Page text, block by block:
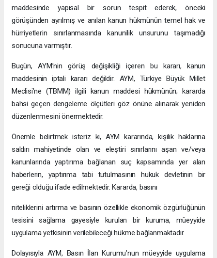
maddesinde yapısal bir sorun tespit ederek, önceki
görüşünden ayrılmış ve anılan kanun hükmünün temel hak ve
hürriyetlerin sınırlanmasında kanunilik unsurunu taşımadığı
sonucuna varmıştır.
Bugün, AYM’nin görüş değişikliği içeren bu kararı, kanun
maddesinin iptali kararı değildir. AYM, Türkiye Büyük Millet
Meclisi’ne (TBMM) ilgili kanun maddesi hükmünün; kararda
bahsi geçen dengeleme ölçütleri göz önüne alınarak yeniden
düzenlenmesini önermektedir.
Önemle belirtmek isteriz ki, AYM kararında, kişilik haklarına
saldırı mahiyetinde olan ve eleştiri sınırlarını aşan ve/veya
kanunlarında yaptırıma bağlanan suç kapsamında yer alan
haberlerin, yaptırıma tabi tutulmasının hukuk devletinin bir
gereği olduğu ifade edilmektedir. Kararda, basını
niteliklerini artırma ve basının özellikle ekonomik özgürlüğünün
tesisini sağlama gayesiyle kurulan bir kuruma, müeyyide
uygulama yetkisinin verilebileceği hükme bağlanmaktadır.
Dolayısıyla AYM, Basın İlan Kurumu’nun müeyyide uygulama